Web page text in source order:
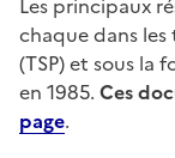
chaque dans
(TSP) et sous la
en 1985. Ces
page.